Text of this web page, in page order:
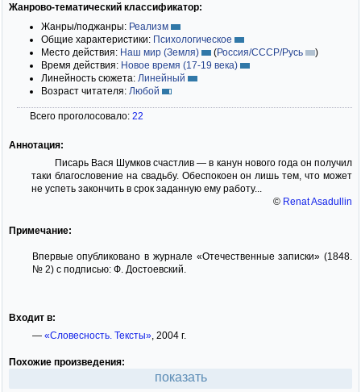
Жанрово-тематический классификатор:
Жанры/поджанры: Реализм
Общие характеристики: Психологическое
Место действия: Наш мир (Земля) (Россия/СССР/Русь
)
Время действия: Новое время (17-19 века)
Линейность сюжета: Линейный
Возраст читателя: Любой
Всего проголосовало: 22
Аннотация:
Писарь Вася Шумков счастлив — в канун нового года он получил
таки благословение на свадьбу. Обеспокоен он лишь тем, что может
не успеть закончить в срок заданную ему работу...
© Renat Asadullin
Примечание:
Впервые опубликовано в журнале «Отечественные записки» (1848.
№ 2) с подписью: Ф. Достоевский.
Входит в:
— «Словесность. Тексты», 2004 г.
Похожие произведения:
показать